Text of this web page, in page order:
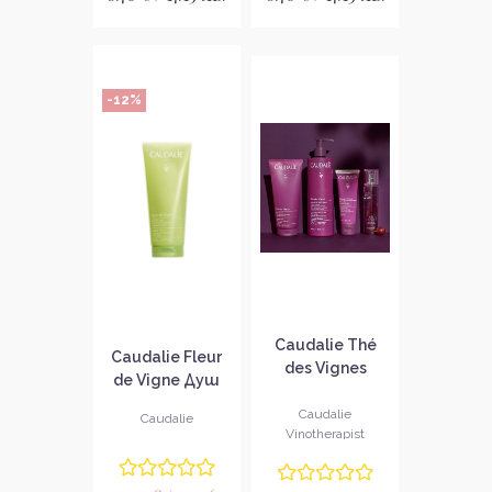
-12%
Caudalie Fleur
de Vigne Душ
Caudalie
Caudalie Thé
des Vignes
подхранващ
лосион за тяло
Caudalie
Vinotherapist